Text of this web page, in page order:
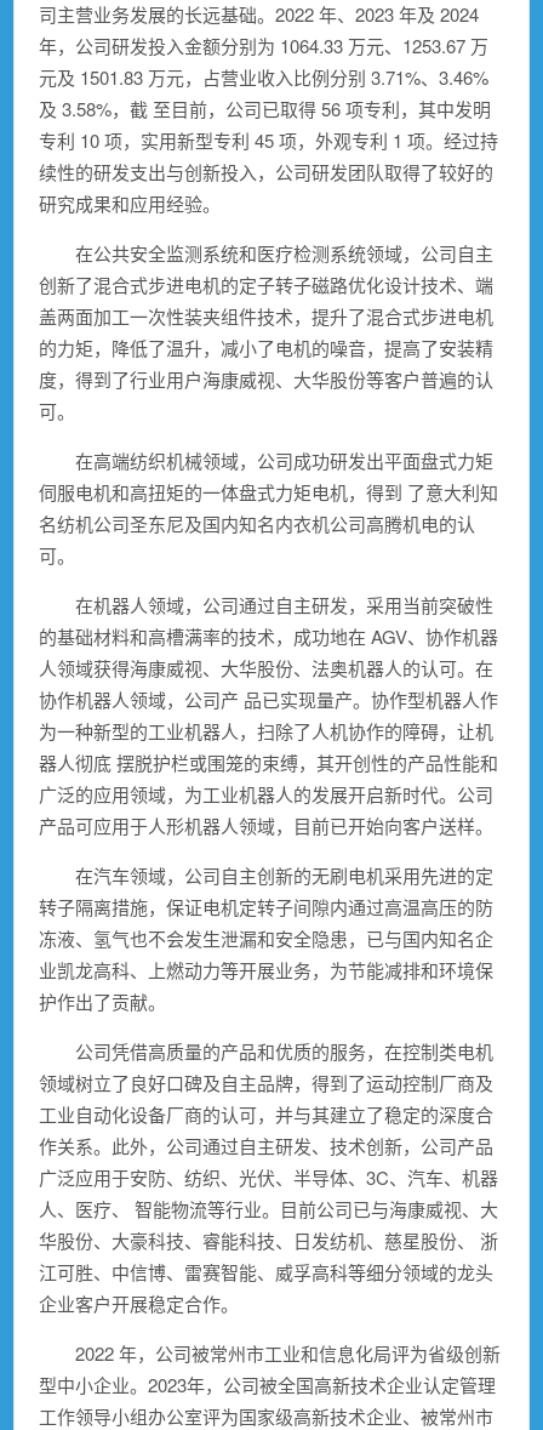
司主营业务发展的长远基础。2022 年、2023 年及 2024
年，公司研发投入金额分别为 1064.33 万元、1253.67 万
元及 1501.83 万元，占营业收入比例分别 3.71%、3.46%
及 3.58%，截 至目前，公司已取得 56 项专利，其中发明
专利 10 项，实用新型专利 45 项，外观专利 1 项。经过持
续性的研发支出与创新投入，公司研发团队取得了较好的
研究成果和应用经验。
在公共安全监测系统和医疗检测系统领域，公司自主
创新了混合式步进电机的定子转子磁路优化设计技术、端
盖两面加工一次性装夹组件技术，提升了混合式步进电机
的力矩，降低了温升，减小了电机的噪音，提高了安装精
度，得到了行业用户海康威视、大华股份等客户普遍的认
可。
在高端纺织机械领域，公司成功研发出平面盘式力矩
伺服电机和高扭矩的一体盘式力矩电机，得到 了意大利知
名纺机公司圣东尼及国内知名内衣机公司高腾机电的认
可。
在机器人领域，公司通过自主研发，采用当前突破性
的基础材料和高槽满率的技术，成功地在 AGV、协作机器
人领域获得海康威视、大华股份、法奥机器人的认可。在
协作机器人领域，公司产 品已实现量产。协作型机器人作
为一种新型的工业机器人，扫除了人机协作的障碍，让机
器人彻底 摆脱护栏或围笼的束缚，其开创性的产品性能和
广泛的应用领域，为工业机器人的发展开启新时代。公司
产品可应用于人形机器人领域，目前已开始向客户送样。
在汽车领域，公司自主创新的无刷电机采用先进的定
转子隔离措施，保证电机定转子间隙内通过高温高压的防
冻液、氢气也不会发生泄漏和安全隐患，已与国内知名企
业凯龙高科、上燃动力等开展业务，为节能减排和环境保
护作出了贡献。
公司凭借高质量的产品和优质的服务，在控制类电机
领域树立了良好口碑及自主品牌，得到了运动控制厂商及
工业自动化设备厂商的认可，并与其建立了稳定的深度合
作关系。此外，公司通过自主研发、技术创新，公司产品
广泛应用于安防、纺织、光伏、半导体、3C、汽车、机器
人、医疗、 智能物流等行业。目前公司已与海康威视、大
华股份、大豪科技、睿能科技、日发纺机、慈星股份、 浙
江可胜、中信博、雷赛智能、威孚高科等细分领域的龙头
企业客户开展稳定合作。
2022 年，公司被常州市工业和信息化局评为省级创新
型中小企业。2023年，公司被全国高新技术企业认定管理
工作领导小组办公室评为国家级高新技术企业、被常州市